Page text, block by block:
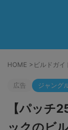
HOME > ビルドガイ
広告 ジャング
【パッチ